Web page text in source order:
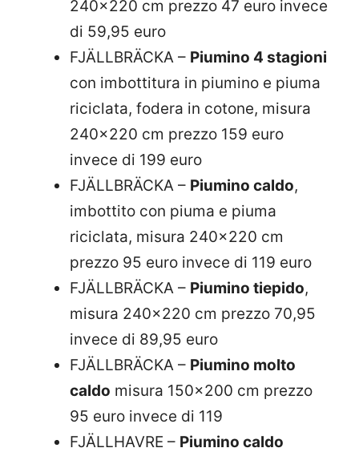
240×220 cm prezzo 47 euro invece
di 59,95 euro
FJÄLLBRÄCKA – Piumino 4 stagioni
con imbottitura in piumino e piuma
riciclata, fodera in cotone, misura
240×220 cm prezzo 159 euro
invece di 199 euro
FJÄLLBRÄCKA – Piumino caldo,
imbottito con piuma e piuma
riciclata, misura 240×220 cm
prezzo 95 euro invece di 119 euro
FJÄLLBRÄCKA – Piumino tiepido,
misura 240×220 cm prezzo 70,95
invece di 89,95 euro
FJÄLLBRÄCKA – Piumino molto
caldo misura 150×200 cm prezzo
95 euro invece di 119
FJÄLLHAVRE – Piumino caldo